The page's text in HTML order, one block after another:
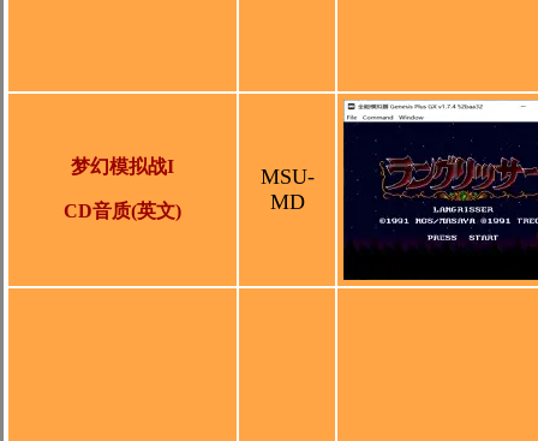
梦幻模拟战I
CD音质(英文)
MSU-
MD